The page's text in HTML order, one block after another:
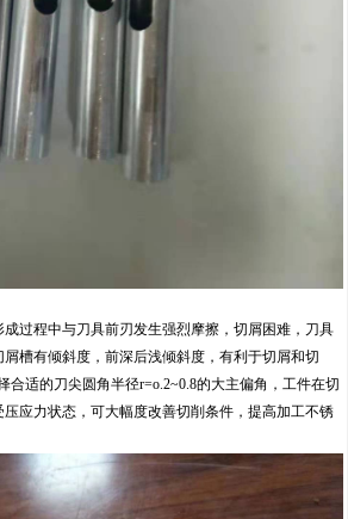
过程中与刀具前刃发生强烈摩擦，切屑困难，刀具
槽有倾斜度，前深后浅倾斜度，有利于切屑和切
合适的刀尖圆角半径r=o.2~0.8的大主偏角，工件在切
应力状态，可大幅度改善切削条件，提高加工不锈